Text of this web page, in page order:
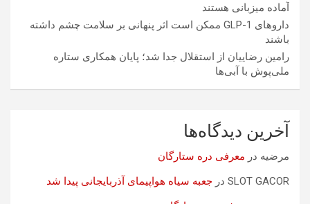
آماده میزبانی هستند
داروهای GLP-1 ممکن است اثر پنهانی بر سلامت چشم داشته
باشند
رامین رضاییان از استقلال جدا شد؛ پایان همکاری ستاره
ملی‌پوش با آبی‌ها
آخرین دیدگاه‌ها
مرضیه در معرفی دره ستارگان
SLOT GACOR در جعبه سیاه هواپیمای آذربایجانی پیدا شد